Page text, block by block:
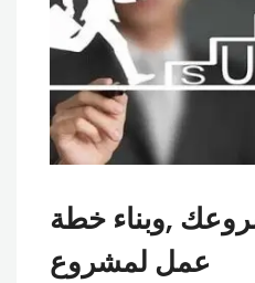
,وبناء خطة
عمل لمشروع